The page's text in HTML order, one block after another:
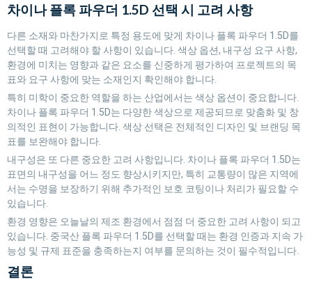
차이나 플록 파우더 1.5D 선택 시 고려 사항
다른 소재와 마찬가지로 특정 용도에 맞게 차이나 플록 파우더 1.5D를
선택할 때 고려해야 할 사항이 있습니다. 색상 옵션, 내구성 요구 사항,
환경에 미치는 영향과 같은 요소를 신중하게 평가하여 프로젝트의 목
표와 요구 사항에 맞는 소재인지 확인해야 합니다.
특히 미학이 중요한 역할을 하는 산업에서는 색상 옵션이 중요합니다.
차이나 플록 파우더 1.5D는 다양한 색상으로 제공되므로 맞춤화 및 창
의적인 표현이 가능합니다. 색상 선택은 전체적인 디자인 및 브랜딩 목
표를 보완해야 합니다.
내구성은 또 다른 중요한 고려 사항입니다. 차이나 플록 파우더 1.5D는
표면의 내구성을 어느 정도 향상시키지만, 특히 교통량이 많은 지역에
서는 수명을 보장하기 위해 추가적인 보호 코팅이나 처리가 필요할 수
있습니다.
환경 영향은 오늘날의 제조 환경에서 점점 더 중요한 고려 사항이 되고
있습니다. 중국산 플록 파우더 1.5D를 선택할 때는 환경 인증과 지속 가
능성 및 규제 표준을 충족하는지 여부를 문의하는 것이 필수적입니다.
결론